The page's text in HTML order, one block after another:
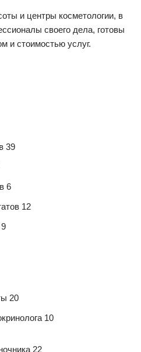
и центры косметологии, в
своего дела, готовы
и стоимостью услуг.
39
6
12
20
10
22